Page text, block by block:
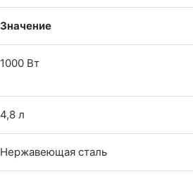
Значение
1000 Вт
4,8 л
Нержавеющая сталь